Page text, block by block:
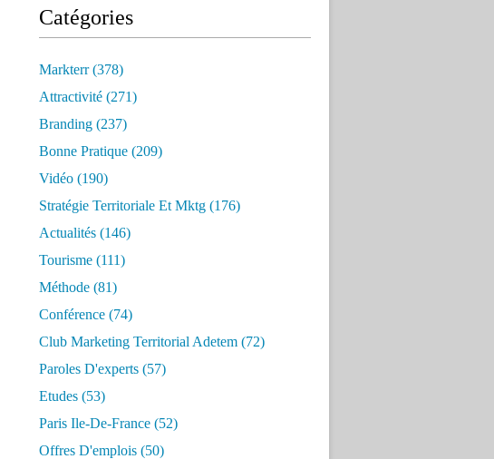
Catégories
Markterr(378)
Attractivité (271)
Branding (237)
Bonne Pratique (209)
Vidéo (190)
Stratégie Territoriale Et Mktg (176)
Actualités (146)
Tourisme (111)
Méthode (81)
Conférence (74)
Club Marketing Territorial Adetem (72)
Paroles D'experts (57)
Etudes (53)
Paris Ile-De-France (52)
Offres D'emplois (50)